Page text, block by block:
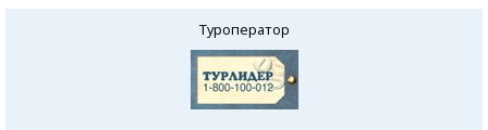
Туроператор